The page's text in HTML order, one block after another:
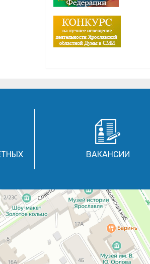
ВАКАНСИИ